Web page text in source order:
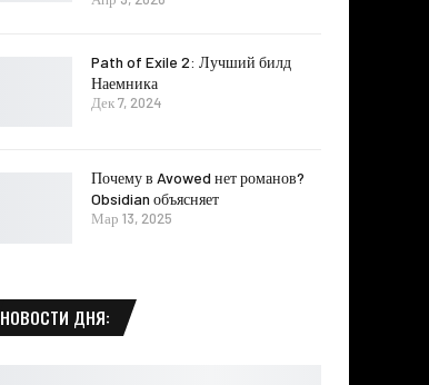
Path of Exile 2: Лучший билд
Наемника
Дек 7, 2024
Почему в Avowed нет романов?
Obsidian объясняет
Мар 13, 2025
НОВОСТИ ДНЯ: